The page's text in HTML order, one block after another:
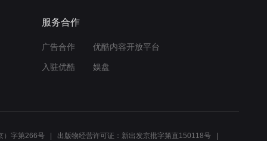
服务合作
广告合作 优酷内容开放平台
入驻优酷 娱盘
）字第266号
出版物经营许可证：新出发京批字第直150118号